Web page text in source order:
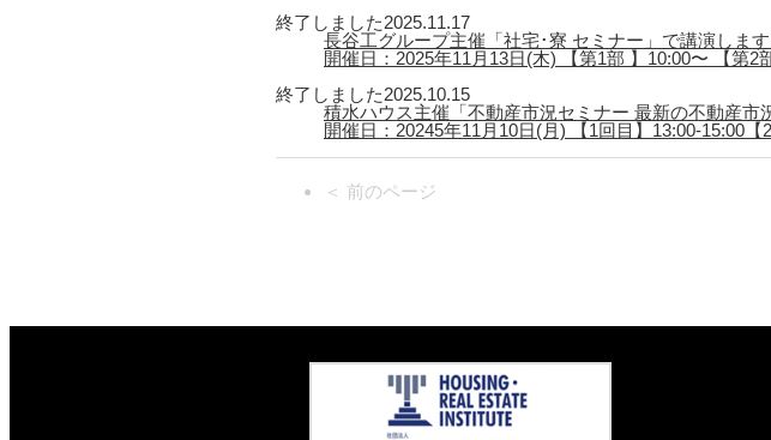
終了しました2025.11.17
長谷工グループ主催「社宅･寮 セミナー」で講演します
開催日：2025年11月13日(木) 【第1部 】10:00〜 【第2
終了しました2025.10.15
積水ハウス主催「不動産市況セミナー 最新の不動産市
開催日：20245年11月10日(月) 【1回目】13:00-15:00【
＜ 前のページ